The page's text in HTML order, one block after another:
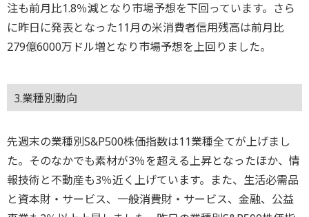
注も前月比1.8％減となり市場予想を下回っています。さら
に昨日に発表となった11月の米消費者信用残高は前月比
279億6000万ドル増となり市場予想を上回りました。
3.業種別動向
先週末の業種別S&P500株価指数は11業種全てが上げまし
た。そのなかでも素材が3％を超える上昇となったほか、情
報技術と不動産も3％近く上げています。また、生活必需品
と資本財・サービス、一般消費財・サービス、金融、公益